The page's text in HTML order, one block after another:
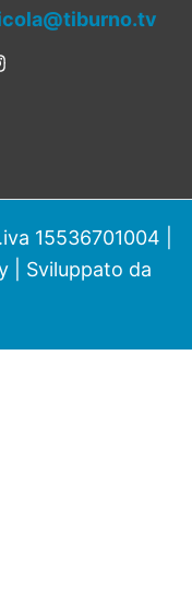
15536701004 |
| Sviluppato da